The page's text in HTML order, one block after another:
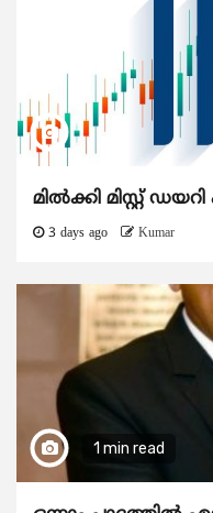
മിൽക്കി മിസ്റ്റ്
3 days ago Kumar
1 min read